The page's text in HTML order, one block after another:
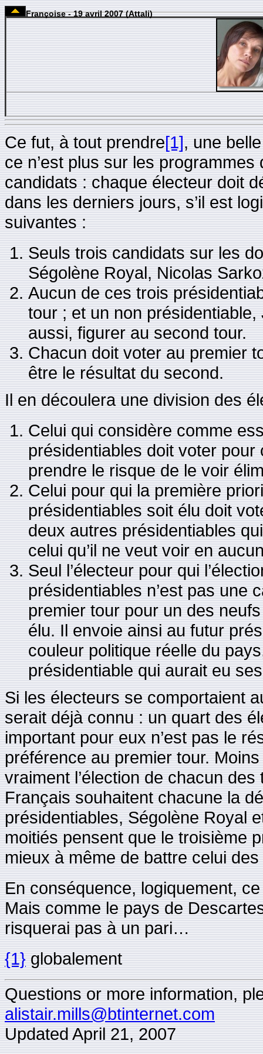
Françoise - 19 avril 2007 (Attali)
Ce fut, à tout prendre[1], une
ce n’est plus sur les
candidats : chaque électeur doit
dans les derniers jours, s’il est
suivantes :
Seuls trois candidats sur les
Ségolène Royal, Nicolas
Aucun de ces trois
tour ; et un non
aussi, figurer au second tour.
Chacun doit voter au premier
être le résultat du second.
Il en découlera une division des
Celui qui considère comme
présidentiables doit voter
prendre le risque de le voir
Celui pour qui la première
présidentiables soit élu doit
deux autres présidentiables
celui qu’il ne veut voir en
Seul l’électeur pour qui
présidentiables n’est pas une
premier tour pour un des
élu. Il envoie ainsi au futur
couleur politique réelle du
présidentiable qui aurait eu
Si les électeurs se comportaient
serait déjà connu : un quart des
important pour eux n’est pas le
préférence au premier tour.
vraiment l’élection de chacun
Français souhaitent chacune la
présidentiables, Ségolène Royal
moitiés pensent que le troisième
mieux à même de battre celui
En conséquence, logiquement,
Mais comme le pays de
risquerai pas à un pari…
{1} globalement
Questions or more information,
alistair.mills@btinternet.com
Updated April 21, 2007